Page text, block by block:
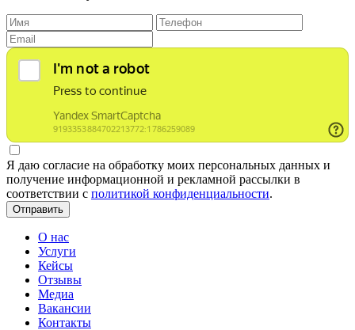
Я даю согласие на обработку моих персональных данных и
получение информационной и рекламной рассылки в
соответствии с политикой конфиденциальности.
Отправить
О нас
Услуги
Кейсы
Отзывы
Медиа
Вакансии
Контакты